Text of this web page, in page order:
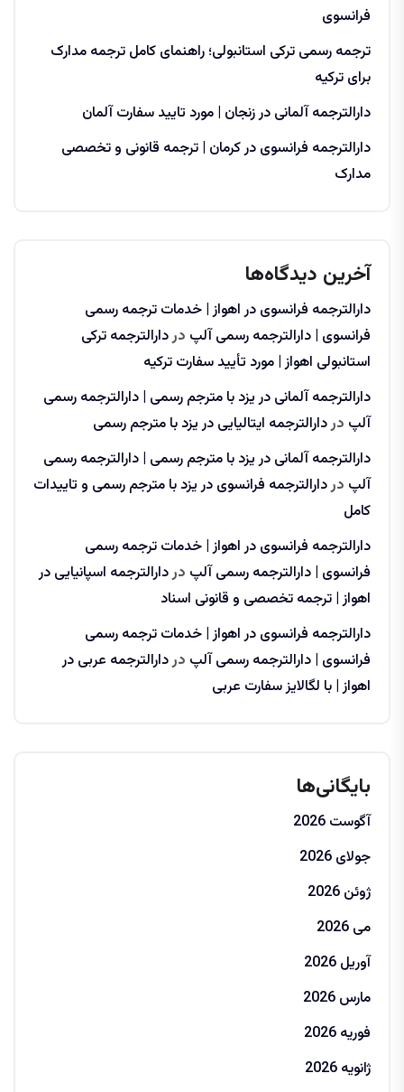
فرانسوی
ترجمه رسمی ترکی استانبولی؛ راهنمای کامل ترجمه مدارک
برای ترکیه
دارالترجمه آلمانی در زنجان | مورد تایید سفارت آلمان
دارالترجمه فرانسوی در کرمان | ترجمه قانونی و تخصصی
مدارک
آخرین دیدگاه‌ها
دارالترجمه فرانسوی در اهواز | خدمات ترجمه رسمی
فرانسوی | دارالترجمه رسمی آلپ دردارالترجمه ترکی
استانبولی اهواز | مورد تأیید سفارت ترکیه
دارالترجمه آلمانی در یزد با مترجم رسمی | دارالترجمه رسمی
آلپ دردارالترجمه ایتالیایی در یزد با مترجم رسمی
دارالترجمه آلمانی در یزد با مترجم رسمی | دارالترجمه رسمی
آلپ دردارالترجمه فرانسوی در یزد با مترجم رسمی و تاییدات
کامل
دارالترجمه فرانسوی در اهواز | خدمات ترجمه رسمی
فرانسوی | دارالترجمه رسمی آلپ دردارالترجمه اسپانیایی در
اهواز | ترجمه تخصصی و قانونی اسناد
دارالترجمه فرانسوی در اهواز | خدمات ترجمه رسمی
فرانسوی | دارالترجمه رسمی آلپ دردارالترجمه عربی در
اهواز | با لگالایز سفارت عربی
بایگانی‌ها
آگوست 2026
جولای 2026
ژوئن 2026
می 2026
آوریل 2026
مارس 2026
فوریه 2026
ژانویه 2026